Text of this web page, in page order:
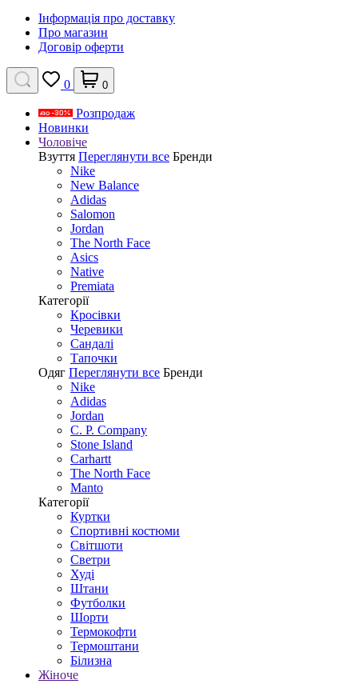
Інформація про доставку
Про магазин
Договір оферти
0 0
Розпродаж
Новинки
Чоловіче
Взуття Переглянути все Бренди
Nike
New Balance
Adidas
Salomon
Jordan
The North Face
Asics
Native
Premiata
Категорії
Кросівки
Черевики
Сандалі
Tапочки
Одяг Переглянути все Бренди
Nike
Adidas
Jordan
C. P. Company
Stone Island
Carhartt
The North Face
Manto
Категорії
Куртки
Спортивні костюми
Світшоти
Светри
Худі
Штани
Футболки
Шорти
Термокофти
Термоштани
Білизна
Жіноче